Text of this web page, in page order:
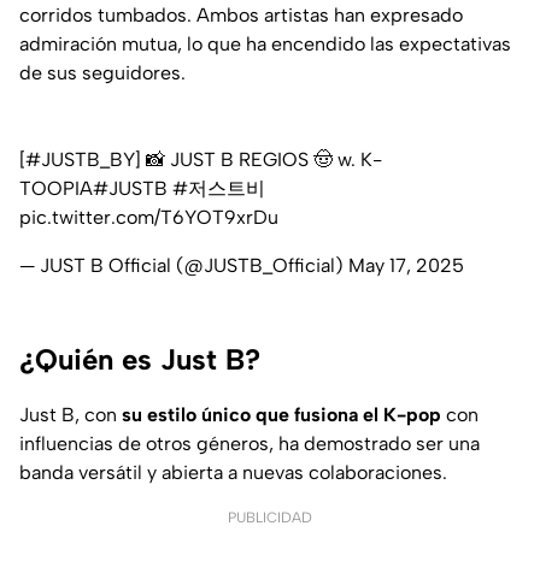
corridos tumbados. Ambos artistas han expresado
admiración mutua, lo que ha encendido las expectativas
de sus seguidores.
[#JUSTB_BY] 📸 JUST B REGIOS 🤠 w. K-
TOOPIA#JUSTB #저스트비
pic.twitter.com/T6YOT9xrDu
— JUST B Official (@JUSTB_Official) May 17, 2025
¿Quién es Just B?
Just B, con su estilo único que fusiona el K-pop con
influencias de otros géneros, ha demostrado ser una
banda versátil y abierta a nuevas colaboraciones.
PUBLICIDAD